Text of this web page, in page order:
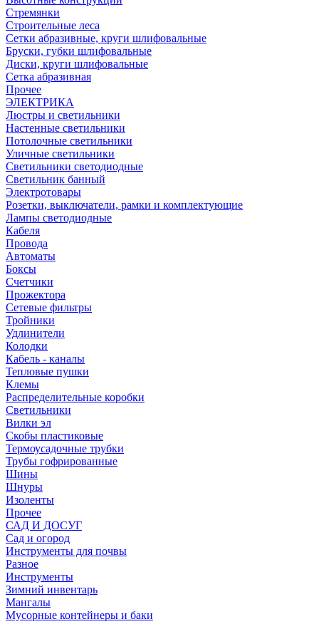
Стремянки
Строительные леса
Сетки абразивные, круги шлифовальные
Бруски, губки шлифовальные
Диски, круги шлифовальные
Сетка абразивная
Прочее
ЭЛЕКТРИКА
Люстры и светильники
Настенные светильники
Потолочные светильники
Уличные светильники
Светильники светодиодные
Светильник банный
Электротовары
Розетки, выключатели, рамки и комплектующие
Лампы светодиодные
Кабеля
Провода
Автоматы
Боксы
Счетчики
Прожектора
Сетевые фильтры
Тройники
Удлинители
Колодки
Кабель - каналы
Тепловые пушки
Клемы
Распределительные коробки
Светильники
Вилки эл
Скобы пластиковые
Термоусадочные трубки
Трубы гофрированные
Шины
Шнуры
Изоленты
Прочее
САД И ДОСУГ
Сад и огород
Инструменты для почвы
Разное
Инструменты
Зимний инвентарь
Мангалы
Мусорные контейнеры и баки